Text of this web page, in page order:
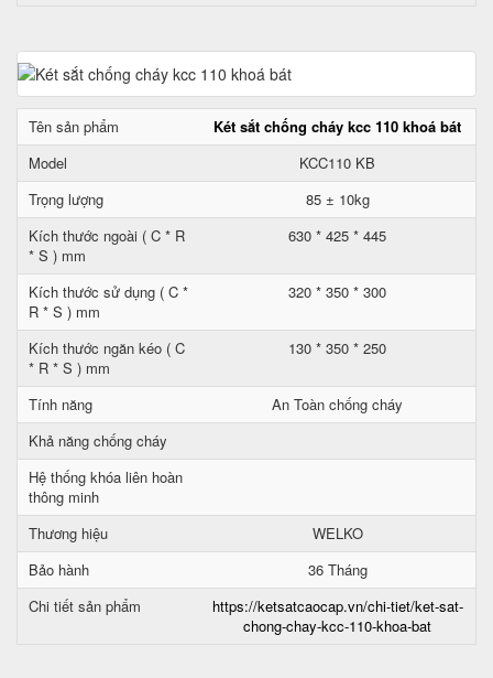
Tên sản phẩm
Két sắt chống cháy kcc 110 khoá bát
Model
KCC110 KB
Trọng lượng
85 ± 10kg
Kích thước ngoài ( C * R
* S ) mm
630 * 425 * 445
Kích thước sử dụng ( C *
R * S ) mm
320 * 350 * 300
Kích thước ngăn kéo ( C
* R * S ) mm
130 * 350 * 250
Tính năng
An Toàn chống cháy
Khả năng chống cháy
Hệ thống khóa liên hoàn
thông minh
Thương hiệu
WELKO
Bảo hành
36 Tháng
Chi tiết sản phẩm
https://ketsatcaocap.vn/chi-tiet/ket-sat-
chong-chay-kcc-110-khoa-bat